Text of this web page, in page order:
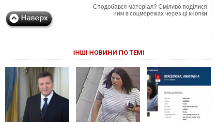
Сподобався матеріал? Сміливо поділися
ним в соцмережах через ці кнопки
ІНШІ НОВИНИ ПО ТЕМІ